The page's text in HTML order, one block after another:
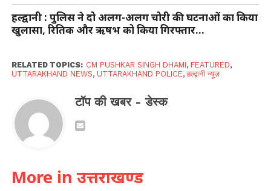
हल्द्वानी : पुलिस ने दो अलग-अलग चोरी की घटनाओं का किया
खुलासा, रितिक और ऋषभ को किया गिरफ्तार…
RELATED TOPICS: CM PUSHKAR SINGH DHAMI, FEATURED,
UTTARAKHAND NEWS, UTTARAKHAND POLICE,हल्द्वानी न्यूज़
टॉप की खबर - डेस्क
More in उत्तराखण्ड